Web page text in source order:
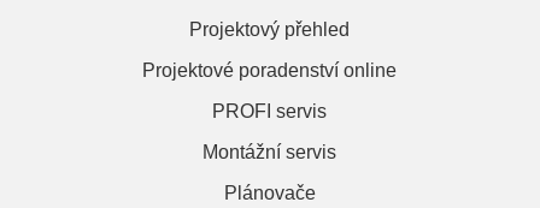
Projektový přehled
Projektové poradenství online
PROFI servis
Montážní servis
Plánovače